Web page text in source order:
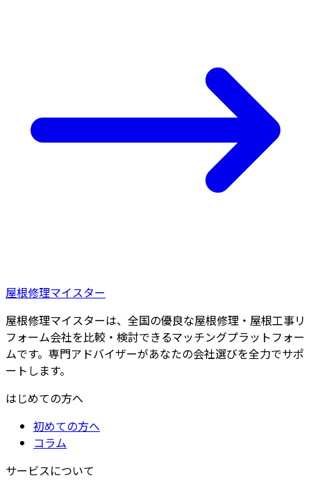
屋根修理マイスター
屋根修理マイスターは、全国の優良な屋根修理・屋根工事リ
フォーム会社を比較・検討できるマッチングプラットフォー
ムです。専門アドバイザーがあなたの会社選びを全力でサポ
ートします。
はじめての方へ
初めての方へ
コラム
サービスについて